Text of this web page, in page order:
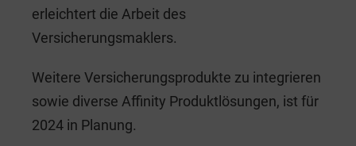
erleichtert die Arbeit des
Versicherungsmaklers.
Weitere Versicherungsprodukte zu integrieren
sowie diverse Affinity Produktlösungen, ist für
2024 in Planung.